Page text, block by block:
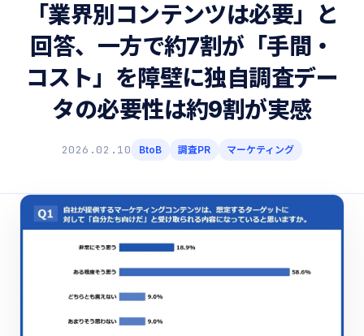
「業界別コンテンツは必要」と
回答、一方で約7割が「手間・
コスト」を障壁に独自調査デー
タの必要性は約9割が実感
2026.02.10 BtoB 調査PR マーケティング